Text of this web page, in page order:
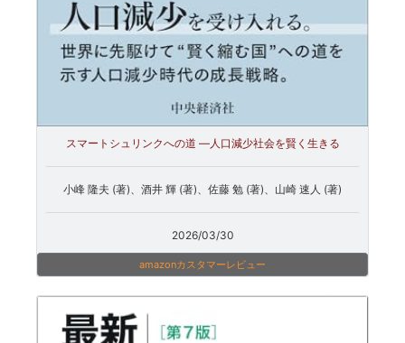
スマートシュリンクへの道 ―人口減少社会を賢く生きる
小峰 隆夫 (著)、酒井 輝 (著)、佐藤 勉 (著)、山崎 速人 (著)
2026/03/30
amazonカスタマーレビュー